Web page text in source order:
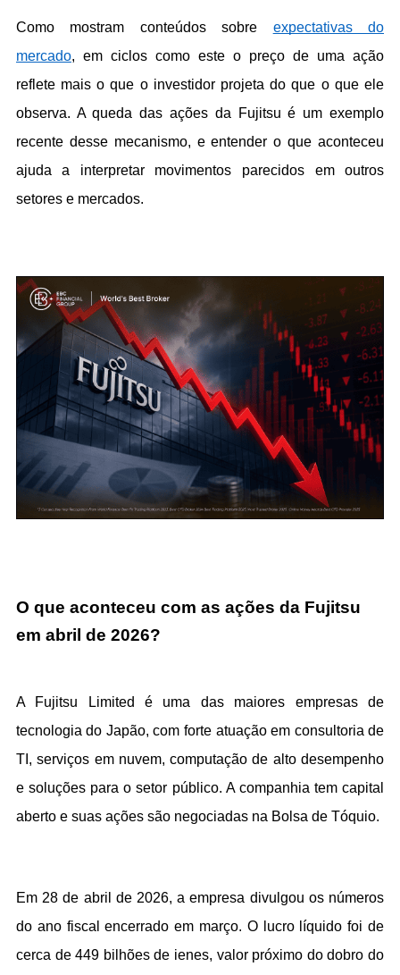
Como mostram conteúdos sobre expectativas do
mercado, em ciclos como este o preço de uma ação
reflete mais o que o investidor projeta do que o que ele
observa. A queda das ações da Fujitsu é um exemplo
recente desse mecanismo, e entender o que aconteceu
ajuda a interpretar movimentos parecidos em outros
setores e mercados.
O que aconteceu com as ações da Fujitsu
em abril de 2026?
A Fujitsu Limited é uma das maiores empresas de
tecnologia do Japão, com forte atuação em consultoria de
TI, serviços em nuvem, computação de alto desempenho
e soluções para o setor público. A companhia tem capital
aberto e suas ações são negociadas na Bolsa de Tóquio.
Em 28 de abril de 2026, a empresa divulgou os números
do ano fiscal encerrado em março. O lucro líquido foi de
cerca de 449 bilhões de ienes, valor próximo do dobro do